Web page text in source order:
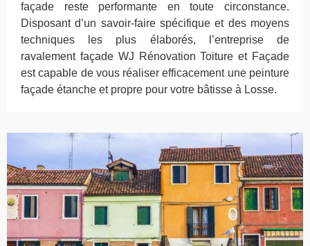
façade reste performante en toute circonstance.
Disposant d’un savoir-faire spécifique et des moyens
techniques les plus élaborés, l’entreprise de
ravalement façade WJ Rénovation Toiture et Façade
est capable de vous réaliser efficacement une peinture
façade étanche et propre pour votre bâtisse à Losse.